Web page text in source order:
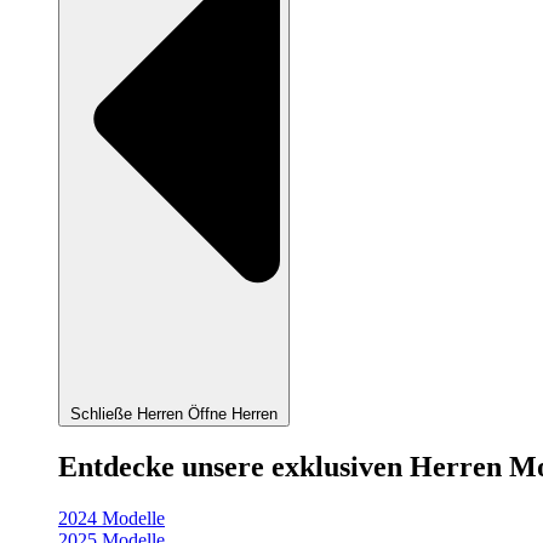
Schließe Herren Öffne Herren
Entdecke unsere exklusiven Herren
2024 Modelle